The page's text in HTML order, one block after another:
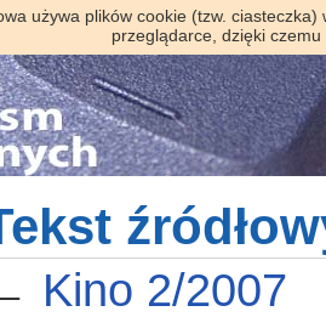
używa plików cookie (tzw.
przeglądarce, dzięki
Kino 2/2007